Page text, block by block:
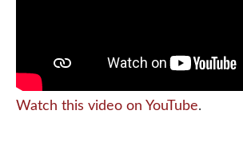
Watch this video on YouTube.